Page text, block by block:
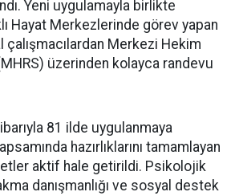
Yeni uygulamayla birlikte
Hayat Merkezlerinde görev yapan
Merkezi Hekim
üzerinden kolayca randevu
81 ilde uygulanmaya
hazırlıklarını tamamlayan
aktif hale getirildi. Psikolojik
danışmanlığı ve sosyal destek